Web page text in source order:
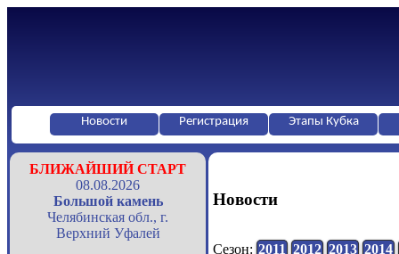
Новости Регистрация Этапы Кубка
БЛИЖАЙШИЙ СТАРТ
08.08.2026
Большой камень
Челябинская обл., г.
Верхний Уфалей
Новости
Сезон: 2011 2012 2013 2014